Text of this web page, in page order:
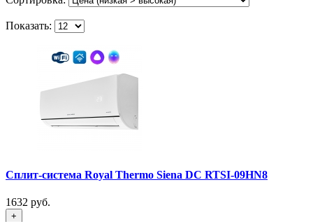
Показать:
Сплит-система Royal Thermo Siena DC RTSI-09HN8
1632 руб.
+